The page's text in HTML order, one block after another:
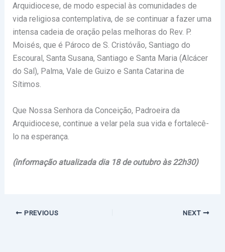
Arquidiocese, de modo especial às comunidades de
vida religiosa contemplativa, de se continuar a fazer uma
intensa cadeia de oração pelas melhoras do Rev. P.
Moisés, que é Pároco de S. Cristóvão, Santiago do
Escoural, Santa Susana, Santiago e Santa Maria (Alcácer
do Sal), Palma, Vale de Guizo e Santa Catarina de
Sítimos.
Que Nossa Senhora da Conceição, Padroeira da
Arquidiocese, continue a velar pela sua vida e fortalecê-
lo na esperança.
(informação atualizada dia 18 de outubro às 22h30)
PREVIOUS NEXT